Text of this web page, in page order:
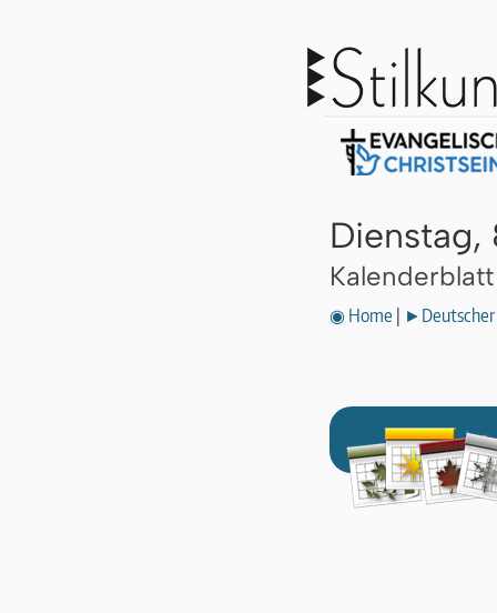
Dienstag,
◉ Home ►Deutscher